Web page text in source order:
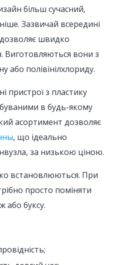
більш сучасний,
Зазвичай всередині
швидко
Виготовляються вони з
або полівінілхлориду.
пристрої з пластику
в будь-якому
асортимент дозволяє
, що ідеально
за низькою ціною.
встановлюються. При
просто поміняти
або буксу.